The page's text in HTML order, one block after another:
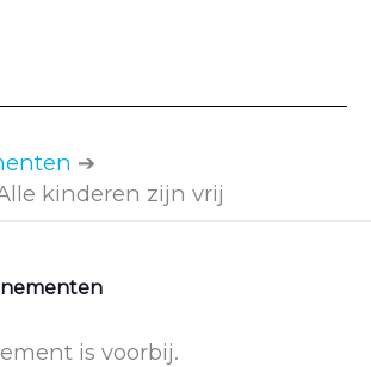
kinderen zijn vrij
is voorbij.